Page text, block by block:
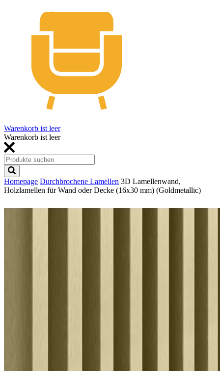
Warenkorb ist leer
Warenkorb ist leer
Homepage Durchbrochene Lamellen 3D Lamellenwand,
Holzlamellen für Wand oder Decke (16x30 mm) (Goldmetallic)